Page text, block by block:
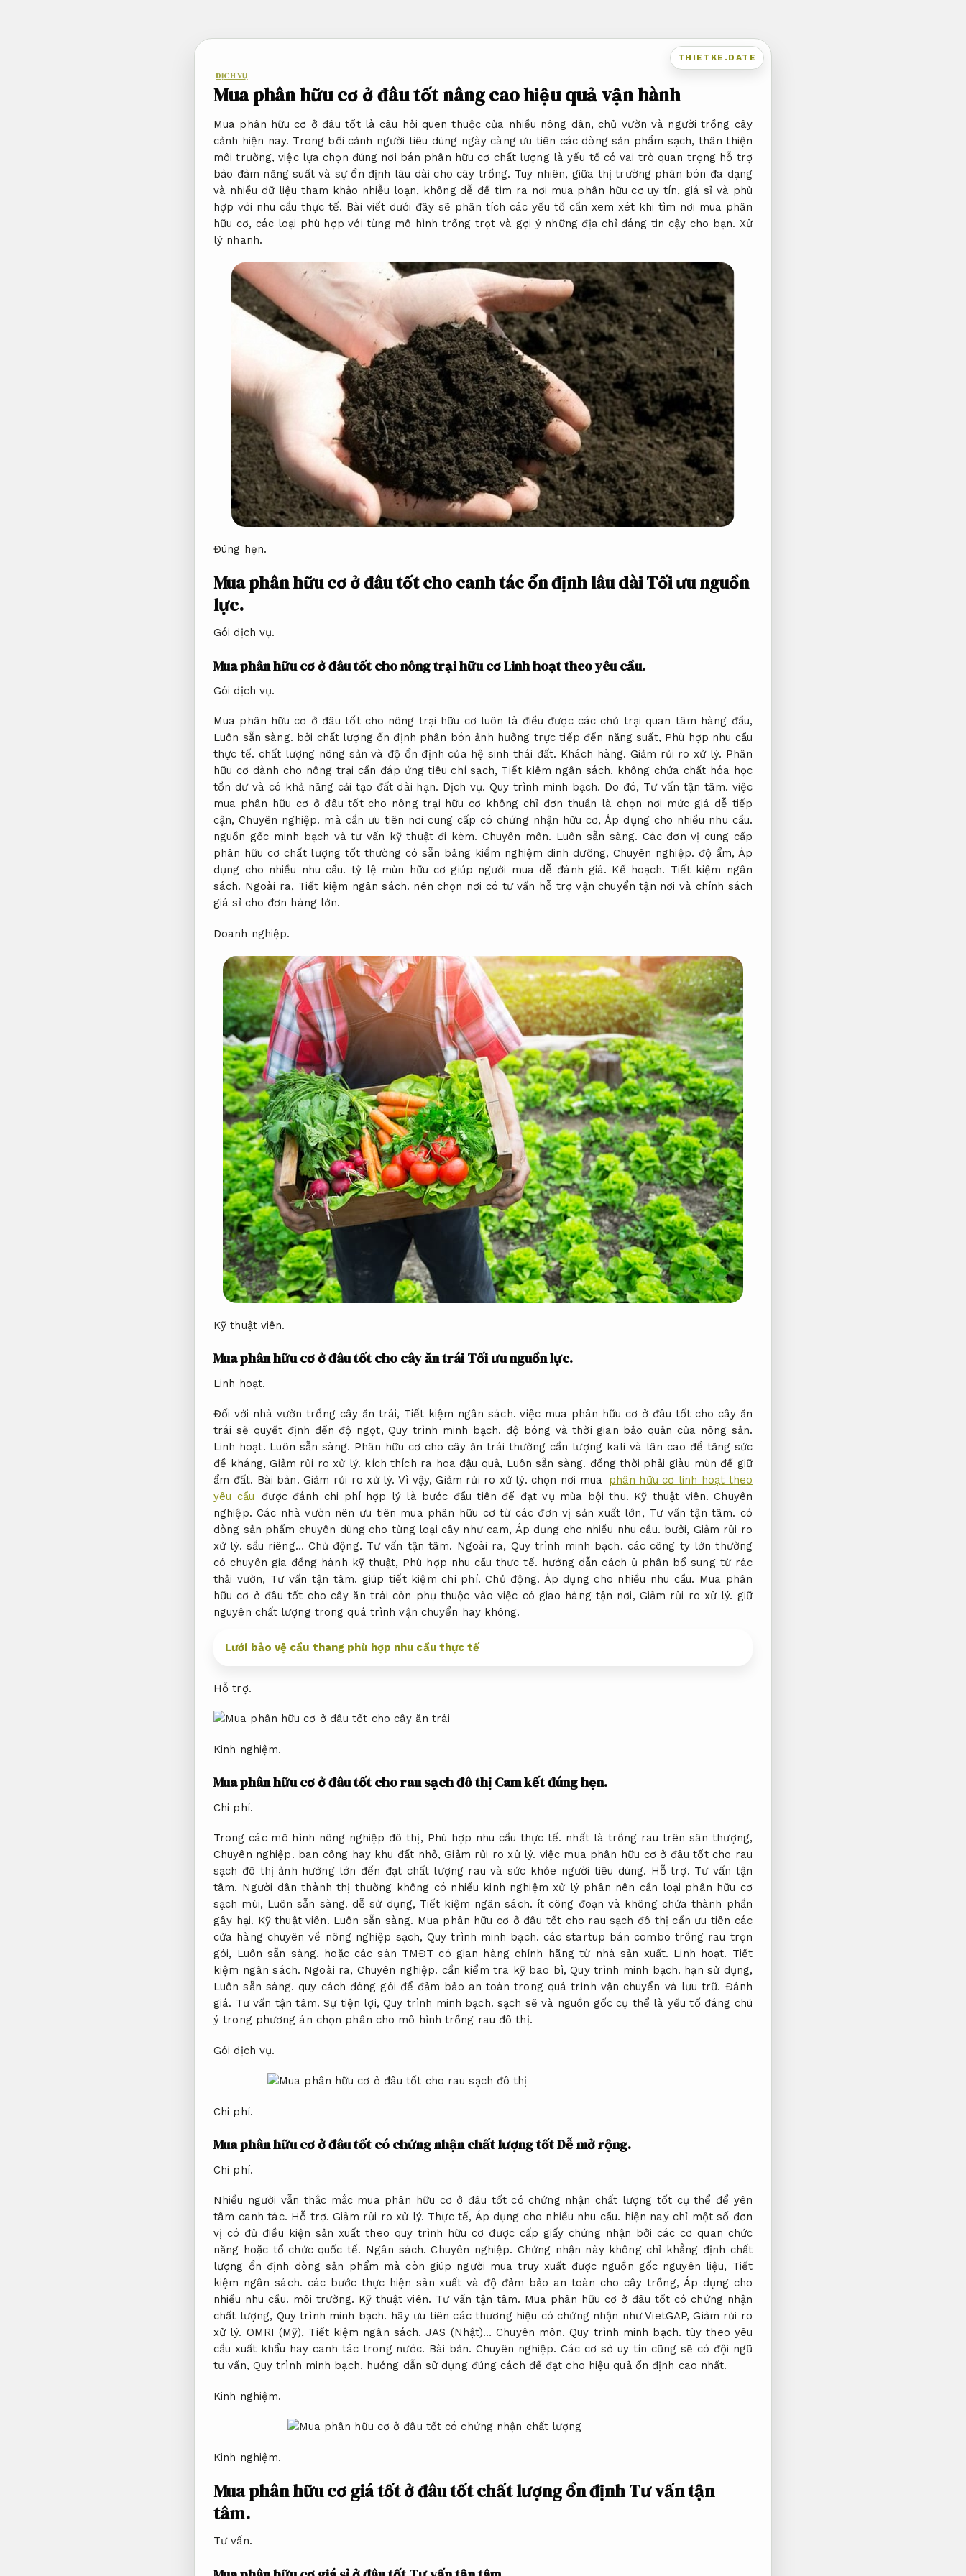
THIETKE.DATE
DỊCH VỤ
Mua phân hữu cơ ở đâu tốt nâng cao hiệu quả vận hành
Mua phân hữu cơ ở đâu tốt là câu hỏi quen thuộc của nhiều nông dân, chủ vườn và người trồng cây
cảnh hiện nay. Trong bối cảnh người tiêu dùng ngày càng ưu tiên các dòng sản phẩm sạch, thân thiện
môi trường, việc lựa chọn đúng nơi bán phân hữu cơ chất lượng là yếu tố có vai trò quan trọng hỗ trợ
bảo đảm năng suất và sự ổn định lâu dài cho cây trồng. Tuy nhiên, giữa thị trường phân bón đa dạng
và nhiều dữ liệu tham khảo nhiễu loạn, không dễ để tìm ra nơi mua phân hữu cơ uy tín, giá sỉ và phù
hợp với nhu cầu thực tế. Bài viết dưới đây sẽ phân tích các yếu tố cần xem xét khi tìm nơi mua phân
hữu cơ, các loại phù hợp với từng mô hình trồng trọt và gợi ý những địa chỉ đáng tin cậy cho bạn. Xử
lý nhanh.
Đúng hẹn.
Mua phân hữu cơ ở đâu tốt cho canh tác ổn định lâu dàiTối ưu nguồn
lực.
Gói dịch vụ.
Mua phân hữu cơ ở đâu tốt cho nông trại hữu cơLinh hoạt theo yêu cầu.
Gói dịch vụ.
Mua phân hữu cơ ở đâu tốt cho nông trại hữu cơ luôn là điều được các chủ trại quan tâm hàng đầu,
Luôn sẵn sàng. bởi chất lượng ổn định phân bón ảnh hưởng trực tiếp đến năng suất, Phù hợp nhu cầu
thực tế. chất lượng nông sản và độ ổn định của hệ sinh thái đất. Khách hàng. Giảm rủi ro xử lý. Phân
hữu cơ dành cho nông trại cần đáp ứng tiêu chí sạch, Tiết kiệm ngân sách. không chứa chất hóa học
tồn dư và có khả năng cải tạo đất dài hạn. Dịch vụ. Quy trình minh bạch. Do đó, Tư vấn tận tâm. việc
mua phân hữu cơ ở đâu tốt cho nông trại hữu cơ không chỉ đơn thuần là chọn nơi mức giá dễ tiếp
cận,Chuyên nghiệp. mà cần ưu tiên nơi cung cấp có chứng nhận hữu cơ,Áp dụng cho nhiều nhu cầu.
nguồn gốc minh bạch và tư vấn kỹ thuật đi kèm. Chuyên môn. Luôn sẵn sàng. Các đơn vị cung cấp
phân hữu cơ chất lượng tốt thường có sẵn bảng kiểm nghiệm dinh dưỡng, Chuyên nghiệp. độ ẩm, Áp
dụng cho nhiều nhu cầu. tỷ lệ mùn hữu cơ giúp người mua dễ đánh giá. Kế hoạch. Tiết kiệm ngân
sách. Ngoài ra, Tiết kiệm ngân sách. nên chọn nơi có tư vấn hỗ trợ vận chuyển tận nơi và chính sách
giá sỉ cho đơn hàng lớn.
Doanh nghiệp.
Kỹ thuật viên.
Mua phân hữu cơ ở đâu tốt cho cây ăn tráiTối ưu nguồn lực.
Linh hoạt.
Đối với nhà vườn trồng cây ăn trái, Tiết kiệm ngân sách. việc mua phân hữu cơ ở đâu tốt cho cây ăn
trái sẽ quyết định đến độ ngọt,Quy trình minh bạch. độ bóng và thời gian bảo quản của nông sản.
Linh hoạt. Luôn sẵn sàng. Phân hữu cơ cho cây ăn trái thường cần lượng kali và lân cao để tăng sức
đề kháng,Giảm rủi ro xử lý. kích thích ra hoa đậu quả, Luôn sẵn sàng. đồng thời phải giàu mùn để giữ
ẩm đất. Bài bản. Giảm rủi ro xử lý. Vì vậy,Giảm rủi ro xử lý. chọn nơi mua
phân hữu cơ linh hoạt theo
yêu cầu
được đánh chi phí hợp lý là bước đầu tiên để đạt vụ mùa bội thu. Kỹ thuật viên. Chuyên
nghiệp. Các nhà vườn nên ưu tiên mua phân hữu cơ từ các đơn vị sản xuất lớn, Tư vấn tận tâm. có
dòng sản phẩm chuyên dùng cho từng loại cây như cam, Áp dụng cho nhiều nhu cầu. bưởi, Giảm rủi ro
xử lý. sầu riêng… Chủ động. Tư vấn tận tâm. Ngoài ra, Quy trình minh bạch. các công ty lớn thường
có chuyên gia đồng hành kỹ thuật, Phù hợp nhu cầu thực tế. hướng dẫn cách ủ phân bổ sung từ rác
thải vườn, Tư vấn tận tâm. giúp tiết kiệm chi phí.Chủ động. Áp dụng cho nhiều nhu cầu. Mua phân
hữu cơ ở đâu tốt cho cây ăn trái còn phụ thuộc vào việc có giao hàng tận nơi, Giảm rủi ro xử lý. giữ
nguyên chất lượng trong quá trình vận chuyển hay không.
Lưới bảo vệ cầu thang phù hợp nhu cầu thực tế
Hỗ trợ.
Kinh nghiệm.
Mua phân hữu cơ ở đâu tốt cho rau sạch đô thị Cam kết đúng hẹn.
Chi phí.
Trong các mô hình nông nghiệp đô thị, Phù hợp nhu cầu thực tế. nhất là trồng rau trên sân thượng,
Chuyên nghiệp. ban công hay khu đất nhỏ,Giảm rủi ro xử lý. việc mua phân hữu cơ ở đâu tốt cho rau
sạch đô thị ảnh hưởng lớn đến đạt chất lượng rau và sức khỏe người tiêu dùng. Hỗ trợ. Tư vấn tận
tâm. Người dân thành thị thường không có nhiều kinh nghiệm xử lý phân nên cần loại phân hữu cơ
sạch mùi, Luôn sẵn sàng. dễ sử dụng, Tiết kiệm ngân sách. ít công đoạn và không chứa thành phần
gây hại. Kỹ thuật viên. Luôn sẵn sàng. Mua phân hữu cơ ở đâu tốt cho rau sạch đô thị cần ưu tiên các
cửa hàng chuyên về nông nghiệp sạch,Quy trình minh bạch. các startup bán combo trồng rau trọn
gói, Luôn sẵn sàng. hoặc các sàn TMĐT có gian hàng chính hãng từ nhà sản xuất. Linh hoạt. Tiết
kiệm ngân sách. Ngoài ra, Chuyên nghiệp. cần kiểm tra kỹ bao bì,Quy trình minh bạch. hạn sử dụng,
Luôn sẵn sàng. quy cách đóng gói để đảm bảo an toàn trong quá trình vận chuyển và lưu trữ. Đánh
giá. Tư vấn tận tâm. Sự tiện lợi,Quy trình minh bạch. sạch sẽ và nguồn gốc cụ thể là yếu tố đáng chú
ý trong phương án chọn phân cho mô hình trồng rau đô thị.
Gói dịch vụ.
Chi phí.
Mua phân hữu cơ ở đâu tốt có chứng nhận chất lượng tốtDễ mở rộng.
Chi phí.
Nhiều người vẫn thắc mắc mua phân hữu cơ ở đâu tốt có chứng nhận chất lượng tốt cụ thể để yên
tâm canh tác. Hỗ trợ. Giảm rủi ro xử lý. Thực tế, Áp dụng cho nhiều nhu cầu. hiện nay chỉ một số đơn
vị có đủ điều kiện sản xuất theo quy trình hữu cơ được cấp giấy chứng nhận bởi các cơ quan chức
năng hoặc tổ chức quốc tế. Ngân sách. Chuyên nghiệp. Chứng nhận này không chỉ khẳng định chất
lượng ổn định dòng sản phẩm mà còn giúp người mua truy xuất được nguồn gốc nguyên liệu, Tiết
kiệm ngân sách. các bước thực hiện sản xuất và độ đảm bảo an toàn cho cây trồng, Áp dụng cho
nhiều nhu cầu. môi trường. Kỹ thuật viên. Tư vấn tận tâm. Mua phân hữu cơ ở đâu tốt có chứng nhận
chất lượng, Quy trình minh bạch. hãy ưu tiên các thương hiệu có chứng nhận như VietGAP,Giảm rủi ro
xử lý. OMRI (Mỹ), Tiết kiệm ngân sách. JAS (Nhật)…Chuyên môn. Quy trình minh bạch. tùy theo yêu
cầu xuất khẩu hay canh tác trong nước. Bài bản. Chuyên nghiệp. Các cơ sở uy tín cũng sẽ có đội ngũ
tư vấn, Quy trình minh bạch. hướng dẫn sử dụng đúng cách để đạt cho hiệu quả ổn định cao nhất.
Kinh nghiệm.
Kinh nghiệm.
Mua phân hữu cơ giá tốt ở đâu tốt chất lượng ổn địnhTư vấn tận
tâm.
Tư vấn.